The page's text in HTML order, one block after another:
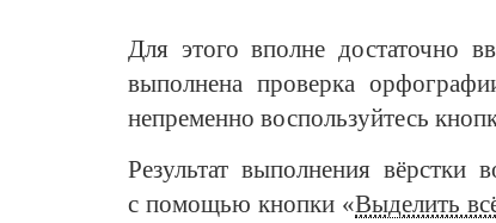
Для этого вполне достаточно
выполнена проверка
непременно воспользуйтесь
Результат выполнения вёрстки
с помощью кнопки «Выделить